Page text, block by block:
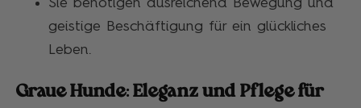
Sie benötigen ausreichend Bewegung und
geistige Beschäftigung für ein glückliches
Leben.
Graue Hunde: Eleganz und Pflege für